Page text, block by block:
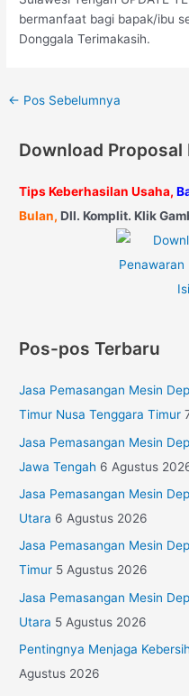
bermanfaat bagi bapak/ibu
Donggala Terimakasih.
← Pos Sebelumnya
Download Proposal
Tips Keberhasilan Usaha,
Bulan, Dll. Komplit. Klik
Pos-pos Terbaru
Jasa Pemasangan Mesin
Timur Nusa Tenggara Timur
Jasa Pemasangan Mesin
Jawa Tengah 6 Agustus
Jasa Pemasangan Mesin
Utara 6 Agustus 2026
Jasa Pemasangan Mesin
Timur 5 Agustus 2026
Jasa Pemasangan Mesin
Utara 5 Agustus 2026
Pentingnya Menjaga
Agustus 2026